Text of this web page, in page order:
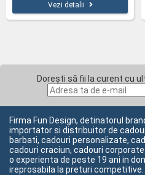
Vezi detalii
Dorești să fii la curent cu
Firma Fun Design, detinatorul
importator si distribuitor de
barbati, cadouri personalizate,
cadouri craciun, cadouri
o experienta de peste 19 ani in
ireprosabila la preturi competitive.